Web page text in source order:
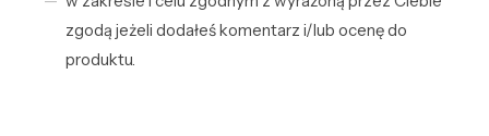
zgodą jeżeli dodałeś komentarz i/lub ocenę do
produktu.